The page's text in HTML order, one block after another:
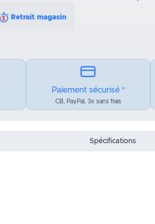
Retrait magasin
Paiement sécurisé *
CB, PayPal, 3x sans frais
Spécifications